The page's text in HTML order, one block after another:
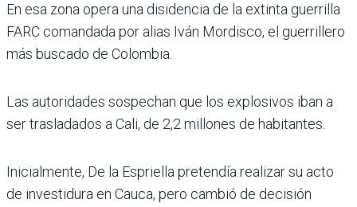
En esa zona opera una disidencia de la extinta guerrilla
FARC comandada por alias Iván Mordisco, el guerrillero
más buscado de Colombia.
Las autoridades sospechan que los explosivos iban a
ser trasladados a Cali, de 2,2 millones de habitantes.
Inicialmente, De la Espriella pretendía realizar su acto
de investidura en Cauca, pero cambió de decisión